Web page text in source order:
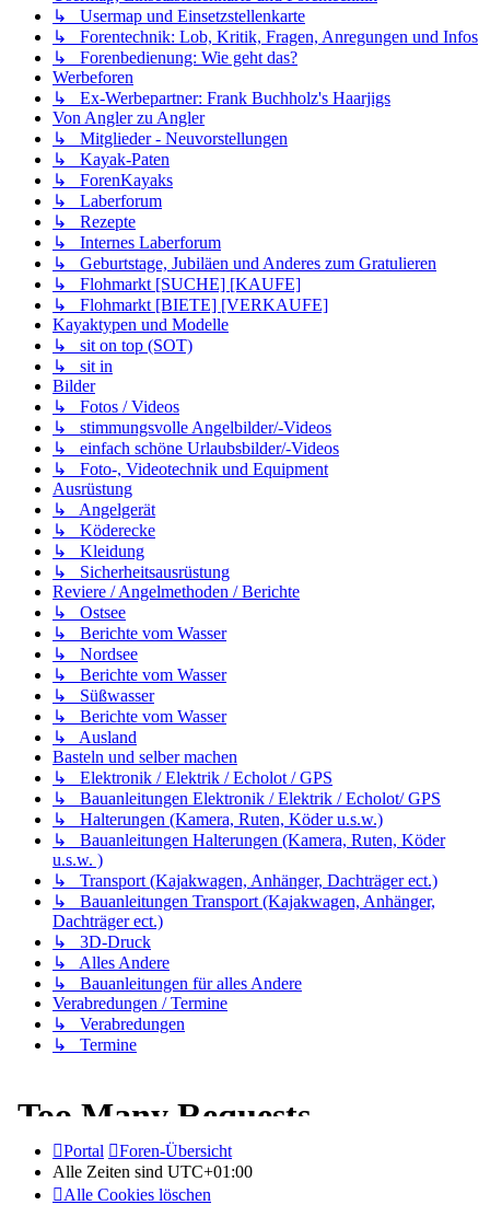
↳ Usermap und Einsetzstellenkarte
↳ Forentechnik: Lob, Kritik, Fragen, Anregungen und Infos
↳ Forenbedienung: Wie geht das?
Werbeforen
↳ Ex-Werbepartner: Frank Buchholz's Haarjigs
Von Angler zu Angler
↳ Mitglieder - Neuvorstellungen
↳ Kayak-Paten
↳ ForenKayaks
↳ Laberforum
↳ Rezepte
↳ Internes Laberforum
↳ Geburtstage, Jubiläen und Anderes zum Gratulieren
↳ Flohmarkt [SUCHE] [KAUFE]
↳ Flohmarkt [BIETE] [VERKAUFE]
Kayaktypen und Modelle
↳ sit on top (SOT)
↳ sit in
Bilder
↳ Fotos / Videos
↳ stimmungsvolle Angelbilder/-Videos
↳ einfach schöne Urlaubsbilder/-Videos
↳ Foto-, Videotechnik und Equipment
Ausrüstung
↳ Angelgerät
↳ Köderecke
↳ Kleidung
↳ Sicherheitsausrüstung
Reviere / Angelmethoden / Berichte
↳ Ostsee
↳ Berichte vom Wasser
↳ Nordsee
↳ Berichte vom Wasser
↳ Süßwasser
↳ Berichte vom Wasser
↳ Ausland
Basteln und selber machen
↳ Elektronik / Elektrik / Echolot / GPS
↳ Bauanleitungen Elektronik / Elektrik / Echolot/ GPS
↳ Halterungen (Kamera, Ruten, Köder u.s.w.)
↳ Bauanleitungen Halterungen (Kamera, Ruten, Köder
u.s.w. )
↳ Transport (Kajakwagen, Anhänger, Dachträger ect.)
↳ Bauanleitungen Transport (Kajakwagen, Anhänger,
Dachträger ect.)
↳ 3D-Druck
↳ Alles Andere
↳ Bauanleitungen für alles Andere
Verabredungen / Termine
↳ Verabredungen
↳ Termine
Portal
Foren-Übersicht
Alle Zeiten sind UTC+01:00
Alle Cookies löschen